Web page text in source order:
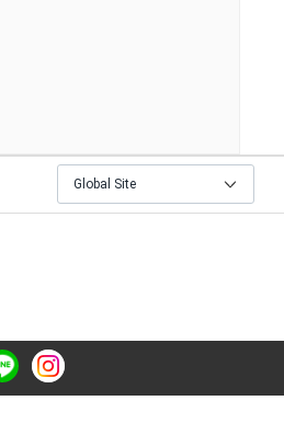
Global Site